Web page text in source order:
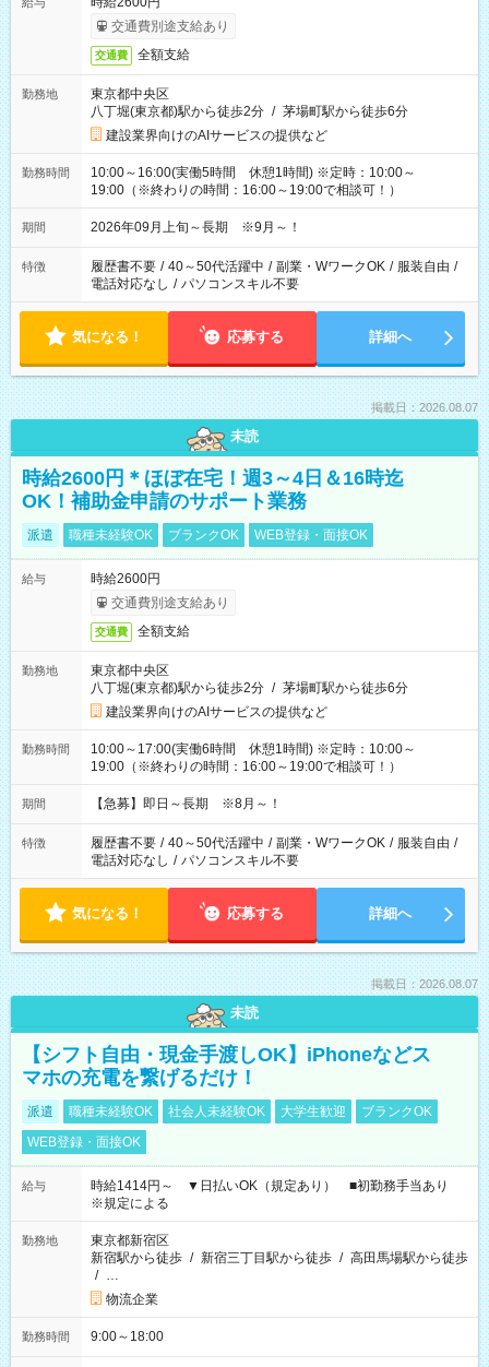
交通費別途支給あり
交通費 全額支給
勤務地
東京都中央区
八丁堀(東京都)駅から徒歩2分 / 茅場町駅から徒歩6分
建設業界向けのAIサービスの提供など
勤務時間
10:00～16:00(実働5時間 休憩1時間) ※定時：10:00～
19:00（※終わりの時間：16:00～19:00で相談可！）
期間 2026年09月上旬～長期 ※9月～！
特徴 履歴書不要 / 40～50代活躍中 / 副業・WワークOK / 服装自由 /
電話対応なし / パソコンスキル不要
気になる！ 応募する 詳細へ
掲載日：2026.08.07
未読
時給2600円＊ほぼ在宅！週3～4日＆16時迄
OK！補助金申請のサポート業務
派遣 職種未経験OK ブランクOK WEB登録・面接OK
給与
時給2600円
交通費別途支給あり
交通費 全額支給
勤務地
東京都中央区
八丁堀(東京都)駅から徒歩2分 / 茅場町駅から徒歩6分
建設業界向けのAIサービスの提供など
勤務時間
10:00～17:00(実働6時間 休憩1時間) ※定時：10:00～
19:00（※終わりの時間：16:00～19:00で相談可！）
期間 【急募】即日～長期 ※8月～！
特徴 履歴書不要 / 40～50代活躍中 / 副業・WワークOK / 服装自由 /
電話対応なし / パソコンスキル不要
気になる！ 応募する 詳細へ
掲載日：2026.08.07
未読
【シフト自由・現金手渡しOK】iPhoneなどス
マホの充電を繋げるだけ！
派遣 職種未経験OK 社会人未経験OK 大学生歓迎
ブランクOK
WEB登録・面接OK
給与
時給1414円～ ▼日払いOK（規定あり） ■初勤務手当あり
※規定による
勤務地
東京都新宿区
新宿駅から徒歩 / 新宿三丁目駅から徒歩 / 高田馬場駅から徒歩
/ …
物流企業
勤務時間 9:00～18:00